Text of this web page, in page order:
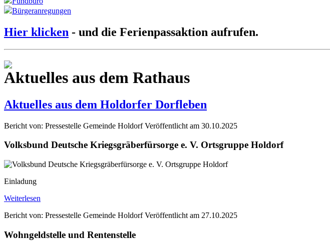
Bürgeranregungen
Hier klicken - und die Ferienpassaktion aufrufen.
Aktuelles aus dem Rathaus
Aktuelles aus dem Holdorfer Dorfleben
Bericht von: Pressestelle Gemeinde Holdorf Veröffentlicht am 30.10.2025
Volksbund Deutsche Kriegsgräberfürsorge e. V. Ortsgruppe Holdorf
Einladung
Weiterlesen
Bericht von: Pressestelle Gemeinde Holdorf Veröffentlicht am 27.10.2025
Wohngeldstelle und Rentenstelle